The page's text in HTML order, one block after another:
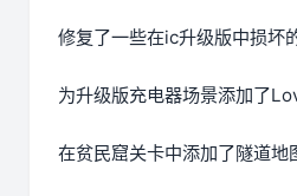
修复了一些在ic升级版中损坏
为升级版充电器场景添加了
在贫民窟关卡中添加了隧道地